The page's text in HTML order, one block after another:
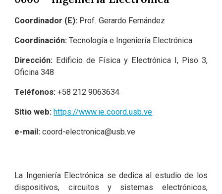
Coordinador (E): Prof. Gerardo Fernández
Coordinación:Tecnología e Ingeniería Electrónica
Dirección: Edificio de Física y Electrónica I, Piso 3,
Oficina 348
Teléfonos:+58212 9063634
Sitio web:https://www.ie.coord.usb.ve
e-mail: coord-electronica@usb.ve
La Ingeniería Electrónica se dedica al estudio de los
dispositivos, circuitos y sistemas electrónicos,